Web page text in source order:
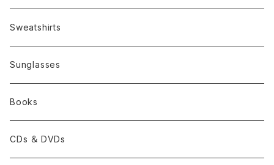
Sweatshirts
Sunglasses
Books
CDs ＆ DVDs